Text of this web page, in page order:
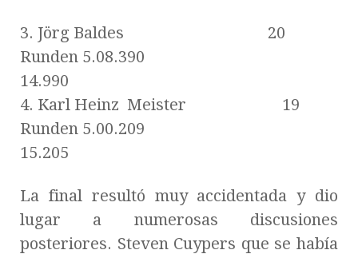
3. Jörg Baldes 20
Runden 5.08.390
14.990
4. Karl Heinz Meister 19
Runden 5.00.209
15.205
La final resultó muy accidentada y dio
lugar a numerosas discusiones
posteriores. Steven Cuypers que se había